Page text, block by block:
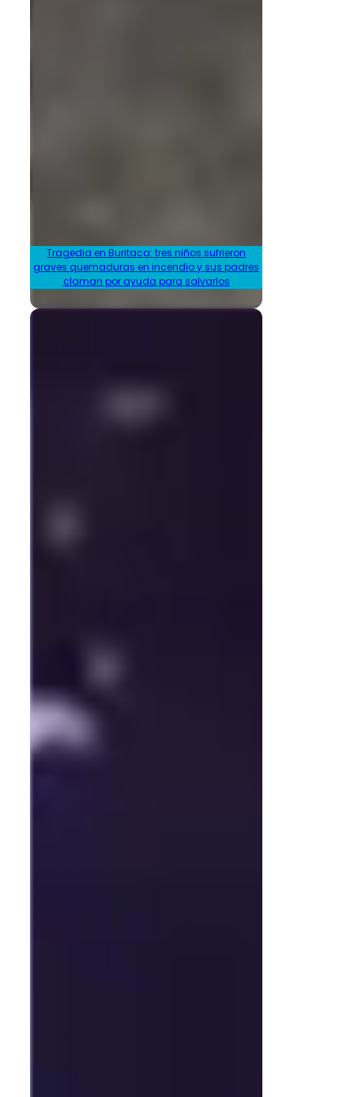
Tragedia en Buritaca: tres niños sufrieron
graves quemaduras en incendio y sus padres
claman por ayuda para salvarlos